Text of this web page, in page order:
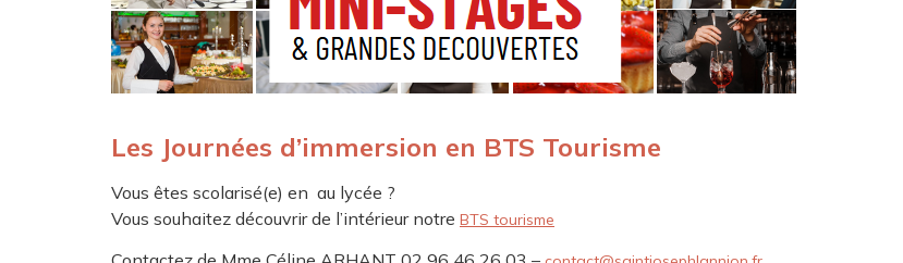
Les Journées d’immersion en BTS Tourisme
Vous êtes scolarisé(e) en au lycée ?
Vous souhaitez découvrir de l’intérieur notre BTS tourisme